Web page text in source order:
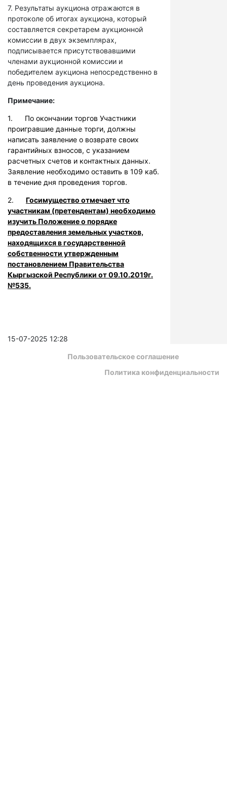
7. Результаты аукциона отражаются в
протоколе об итогах аукциона, который
составляется секретарем аукционной
комиссии в двух экземплярах,
подписывается присутствовавшими
членами аукционной комиссии и
победителем аукциона непосредственно в
день проведения аукциона.
Примечание:
1. По окончании торгов Участники
проигравшие данные торги, должны
написать заявление о возврате своих
гарантийных взносов, с указанием
расчетных счетов и контактных данных.
Заявление необходимо оставить в 109 каб.
в течение дня проведения торгов.
2. Госимущество отмечает что
участникам (претендентам) необходимо
изучить Положение о порядке
предоставления земельных участков,
находящихся в государственной
собственности утвержденным
постановлением Правительства
Кыргызской Республики от 09.10.2019г.
№535.
15-07-2025 12:28
Пользовательское соглашение
Политика конфиденциальности